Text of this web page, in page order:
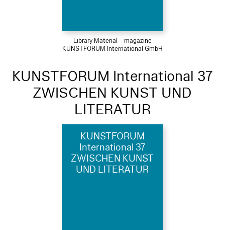
Library Material – magazine
KUNSTFORUM International GmbH
KUNSTFORUM International 37
ZWISCHEN KUNST UND
LITERATUR
KUNSTFORUM
International 37
ZWISCHEN KUNST
UND LITERATUR